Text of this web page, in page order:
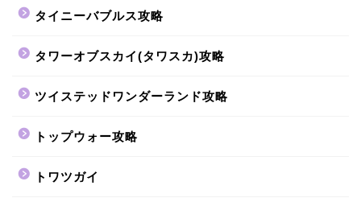
タイニーバブルス攻略
タワーオブスカイ(タワスカ)攻略
ツイステッドワンダーランド攻略
トップウォー攻略
トワツガイ